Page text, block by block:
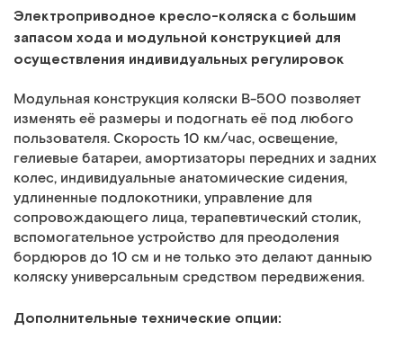
Электроприводное кресло-коляска с большим
запасом хода и модульной конструкцией для
осуществления индивидуальных регулировок
Модульная конструкция коляски В-500 позволяет
изменять её размеры и подогнать её под любого
пользователя. Скорость 10 км/час, освещение,
гелиевые батареи, амортизаторы передних и задних
колес, индивидуальные анатомические сидения,
удлиненные подлокотники, управление для
сопровождающего лица, терапевтический столик,
вспомогательное устройство для преодоления
бордюров до 10 см и не только это делают данныю
коляску универсальным средством передвижения.
Дополнительные технические опции: